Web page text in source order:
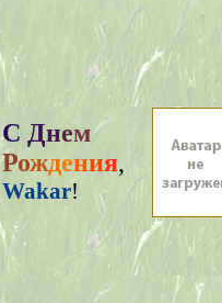
С Днем
Рождения,
Wakar!